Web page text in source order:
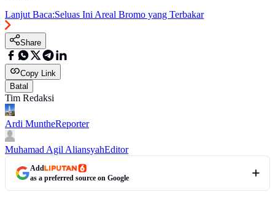
Lanjut Baca:Seluas Ini Areal Bromo yang Terbakar
Share
Copy Link
Batal
Tim Redaksi
Ardi MuntheReporter
Muhamad Agil AliansyahEditor
Add
as a preferred source on Google